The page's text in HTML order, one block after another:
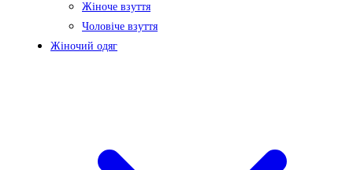
Жіноче взуття
Чоловіче взуття
Жіночий одяг